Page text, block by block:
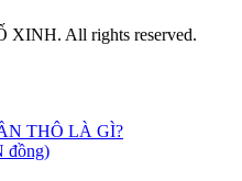
XINH. All rights reserved.
THÔ LÀ GÌ?
đồng)